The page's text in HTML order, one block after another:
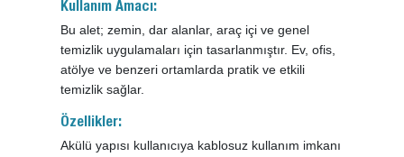
Kullanım Amacı:
Bu alet; zemin, dar alanlar, araç içi ve genel
temizlik uygulamaları için tasarlanmıştır. Ev, ofis,
atölye ve benzeri ortamlarda pratik ve etkili
temizlik sağlar.
Özellikler:
Akülü yapısı kullanıcıya kablosuz kullanım imkanı